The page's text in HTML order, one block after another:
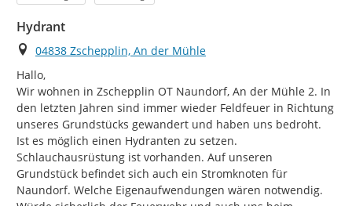
Hydrant
Ort
04838 Zschepplin, An der Mühle
Hallo,
Wir wohnen in Zschepplin OT Naundorf, An der Mühle 2. In
den letzten Jahren sind immer wieder Feldfeuer in Richtung
unseres Grundstücks gewandert und haben uns bedroht.
Ist es möglich einen Hydranten zu setzen.
Schlauchausrüstung ist vorhanden. Auf unseren
Grundstück befindet sich auch ein Stromknoten für
Naundorf. Welche Eigenaufwendungen wären notwendig.